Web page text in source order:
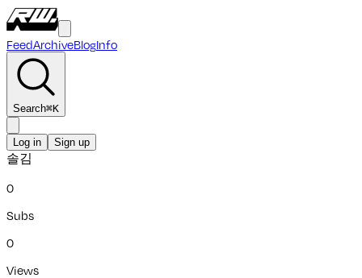
FeedArchiveBlogInfo
Search⌘K
Log in Sign up
솔김
0
Subs
0
Views